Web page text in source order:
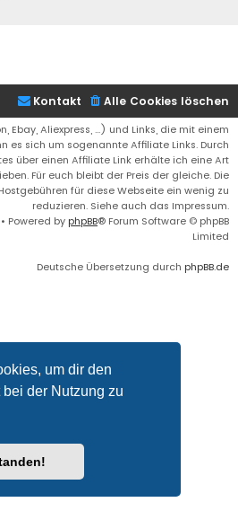
um dir den
der Nutzung zu
Alle Cookies löschen
Kontakt
Ebay, Aliexpress, ...) und Links, die mit einem
es sich um sogenannte Affiliate Links. Durch
über einen Affiliate Link erhälte ich eine Art
Für euch bleibt der Preis der gleiche. Die
für diese Webseite ein wenig zu
reduzieren. Siehe auch das Impressum.
• Powered by phpBB® Forum Software © phpBB
Limited
Deutsche Übersetzung durch phpBB.de